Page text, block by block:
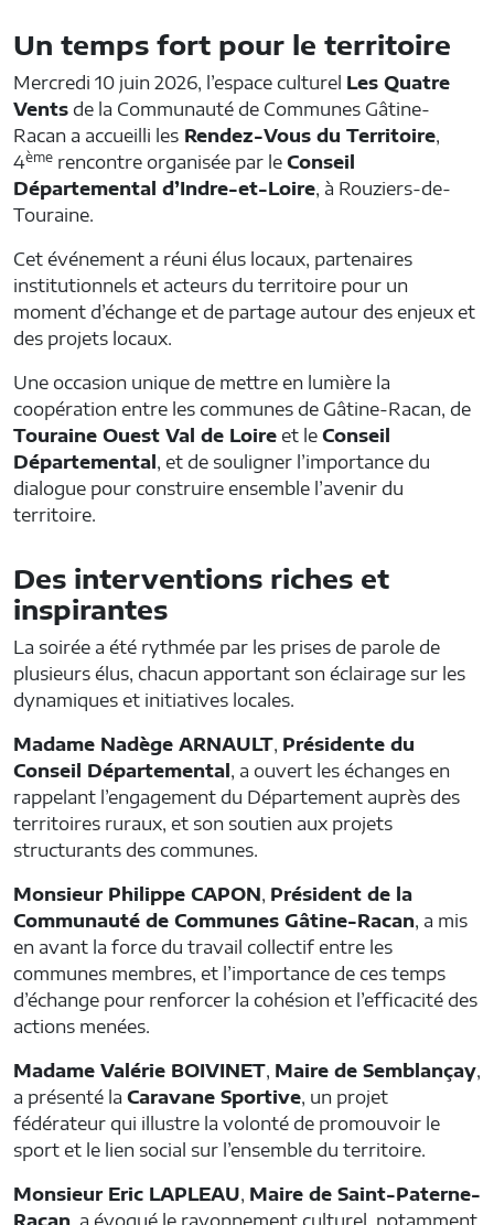
o
o
k
e
r
g
e
r
Un temps fort pour le territoire
Mercredi 10 juin 2026, l’espace culturel Les Quatre
Vents de la Communauté de Communes Gâtine-
Racan a accueilli les Rendez-Vous du Territoire,
4ème rencontre organisée par le Conseil
Départemental d’Indre-et-Loire, à Rouziers-de-
Touraine.
Cet événement a réuni élus locaux, partenaires
institutionnels et acteurs du territoire pour un
moment d’échange et de partage autour des enjeux et
des projets locaux.
Une occasion unique de mettre en lumière la
coopération entre les communes de Gâtine-Racan, de
Touraine Ouest Val de Loire et le Conseil
Départemental, et de souligner l’importance du
dialogue pour construire ensemble l’avenir du
territoire.
Des interventions riches et
inspirantes
La soirée a été rythmée par les prises de parole de
plusieurs élus, chacun apportant son éclairage sur les
dynamiques et initiatives locales.
Madame Nadège ARNAULT, Présidente du
Conseil Départemental, a ouvert les échanges en
rappelant l’engagement du Département auprès des
territoires ruraux, et son soutien aux projets
structurants des communes.
Monsieur Philippe CAPON, Président de la
Communauté de Communes Gâtine-Racan, a mis
en avant la force du travail collectif entre les
communes membres, et l’importance de ces temps
d’échange pour renforcer la cohésion et l’efficacité des
actions menées.
Madame Valérie BOIVINET, Maire de Semblançay,
a présenté la Caravane Sportive, un projet
fédérateur qui illustre la volonté de promouvoir le
sport et le lien social sur l’ensemble du territoire.
Monsieur Eric LAPLEAU, Maire de Saint-Paterne-
Racan , a évoqué le rayonnement culturel, notamment